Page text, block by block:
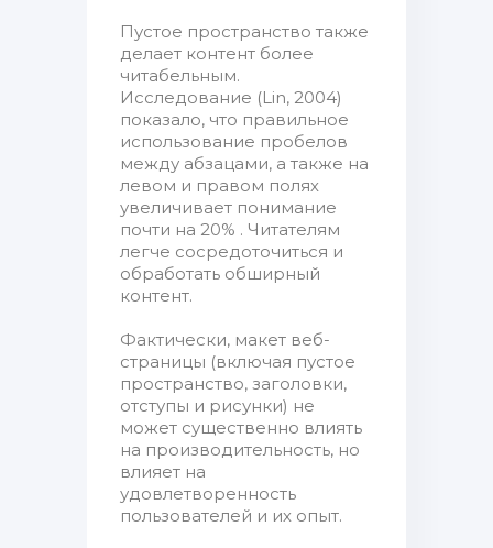
Пустое пространство также
делает контент более
читабельным.
Исследование (Lin, 2004)
показало, что правильное
использование пробелов
между абзацами, а также на
левом и правом полях
увеличивает понимание
почти на 20% . Читателям
легче сосредоточиться и
обработать обширный
контент.
Фактически, макет веб-
страницы (включая пустое
пространство, заголовки,
отступы и рисунки) не
может существенно влиять
на производительность, но
влияет на
удовлетворенность
пользователей и их опыт.